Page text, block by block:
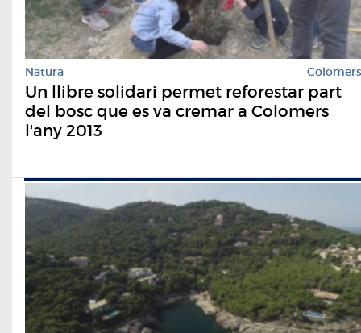
Natura Colomers
Un llibre solidari permet reforestar part
del bosc que es va cremar a Colomers
l'any 2013